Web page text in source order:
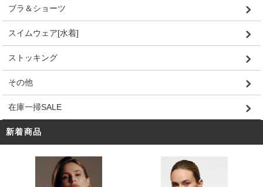
ブラ＆ショーツ
スイムウェア[水着]
ストッキング
その他
在庫一掃SALE
新着商品